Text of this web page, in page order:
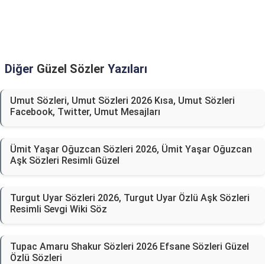
Diğer Güzel Sözler Yazıları
Umut Sözleri, Umut Sözleri 2026 Kısa, Umut Sözleri
Facebook, Twitter, Umut Mesajları
Ümit Yaşar Oğuzcan Sözleri 2026, Ümit Yaşar Oğuzcan
Aşk Sözleri Resimli Güzel
Turgut Uyar Sözleri 2026, Turgut Uyar Özlü Aşk Sözleri
Resimli Sevgi Wiki Söz
Tupac Amaru Shakur Sözleri 2026 Efsane Sözleri Güzel
Özlü Sözleri